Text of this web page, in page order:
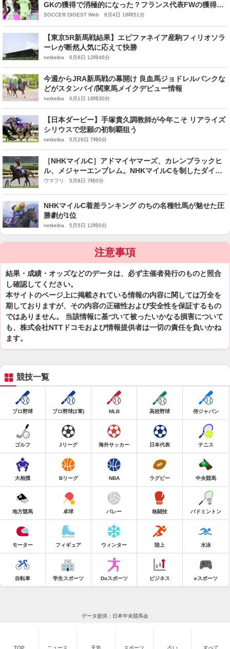
GKの獲得で消極的になった？フランス代表FWの獲得交
渉が要因か「関係を緊張させないことに決めた」
SOCCER DIGEST Web 8月4日 18時51分
【東京5R新馬戦結果】エピファネイア産駒フィリオソラ
ーレが断然人気に応えて快勝
netkeiba 6月6日 12時46分
今週からJRA新馬戦の幕開け 良血馬ジョドレルバンクな
どがスタンバイ/関東馬メイクデビュー情報
netkeiba 6月1日 18時30分
【日本ダービー】手塚貴久調教師が今年こそ リアライズ
シリウスで悲願の初制覇狙う
netkeiba 5月29日 7時0分
［NHKマイルC］アドマイヤマーズ、カレンブラックヒ
ル、メジャーエンブレム。NHKマイルCを制したダイワ
メジャー産駒たち
ウマフリ 5月8日 7時0分
NHKマイルC着差ランキング のちの名種牡馬が魅せた圧
勝劇が1位
netkeiba 5月5日 12時0分
注意事項
結果・成績・オッズなどのデータは、必ず主催者発行のものと照合
し確認してください。
本サイトのページ上に掲載されている情報の内容に関しては万全を
期しておりますが、その内容の正確性および安全性を保証するもの
ではありません。 当該情報に基づいて被ったいかなる損害について
も、株式会社NTTドコモおよび情報提供者は一切の責任を負いかね
ます。
競技一覧
プロ野球 プロ野球(2軍) MLB 高校野球 侍ジャパン
ゴルフ Jリーグ 海外サッカー 日本代表 テニス
大相撲 Bリーグ NBA ラグビー 中央競馬
地方競馬 卓球 バレー 格闘技 バドミントン
モーター フィギュア ウィンター 陸上 水泳
自転車 学生スポーツ Doスポーツ ビジネス eスポーツ
データ提供：日本中央競馬会
TOP ニュース 天気 スポーツ 占い すべて